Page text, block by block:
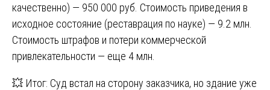
качественно) — 950 000 руб. Стоимость приведения в
исходное состояние (реставрация по науке) — 9.2 млн.
Стоимость штрафов и потери коммерческой
привлекательности — еще 4 млн.
💥 Итог: Суд встал на сторону заказчика, но здание уже